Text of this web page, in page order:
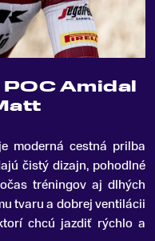
Amidal
moderná cestná prilba
čistý dizajn, pohodlné
tréningov aj dlhých
tvaru a dobrej ventilácii
chcú jazdiť rýchlo a